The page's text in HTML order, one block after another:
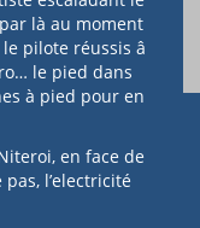
là au moment
pilote réussis â
le pied dans
à pied pour en
en face de
l’electricité